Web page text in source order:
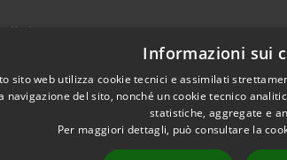
Informazioni sui
sito web utilizza cookie tecnici e assimilati
navigazione del sito, nonché un cookie tecnico
statistiche, aggregate e
Per maggiori dettagli, può consultare la